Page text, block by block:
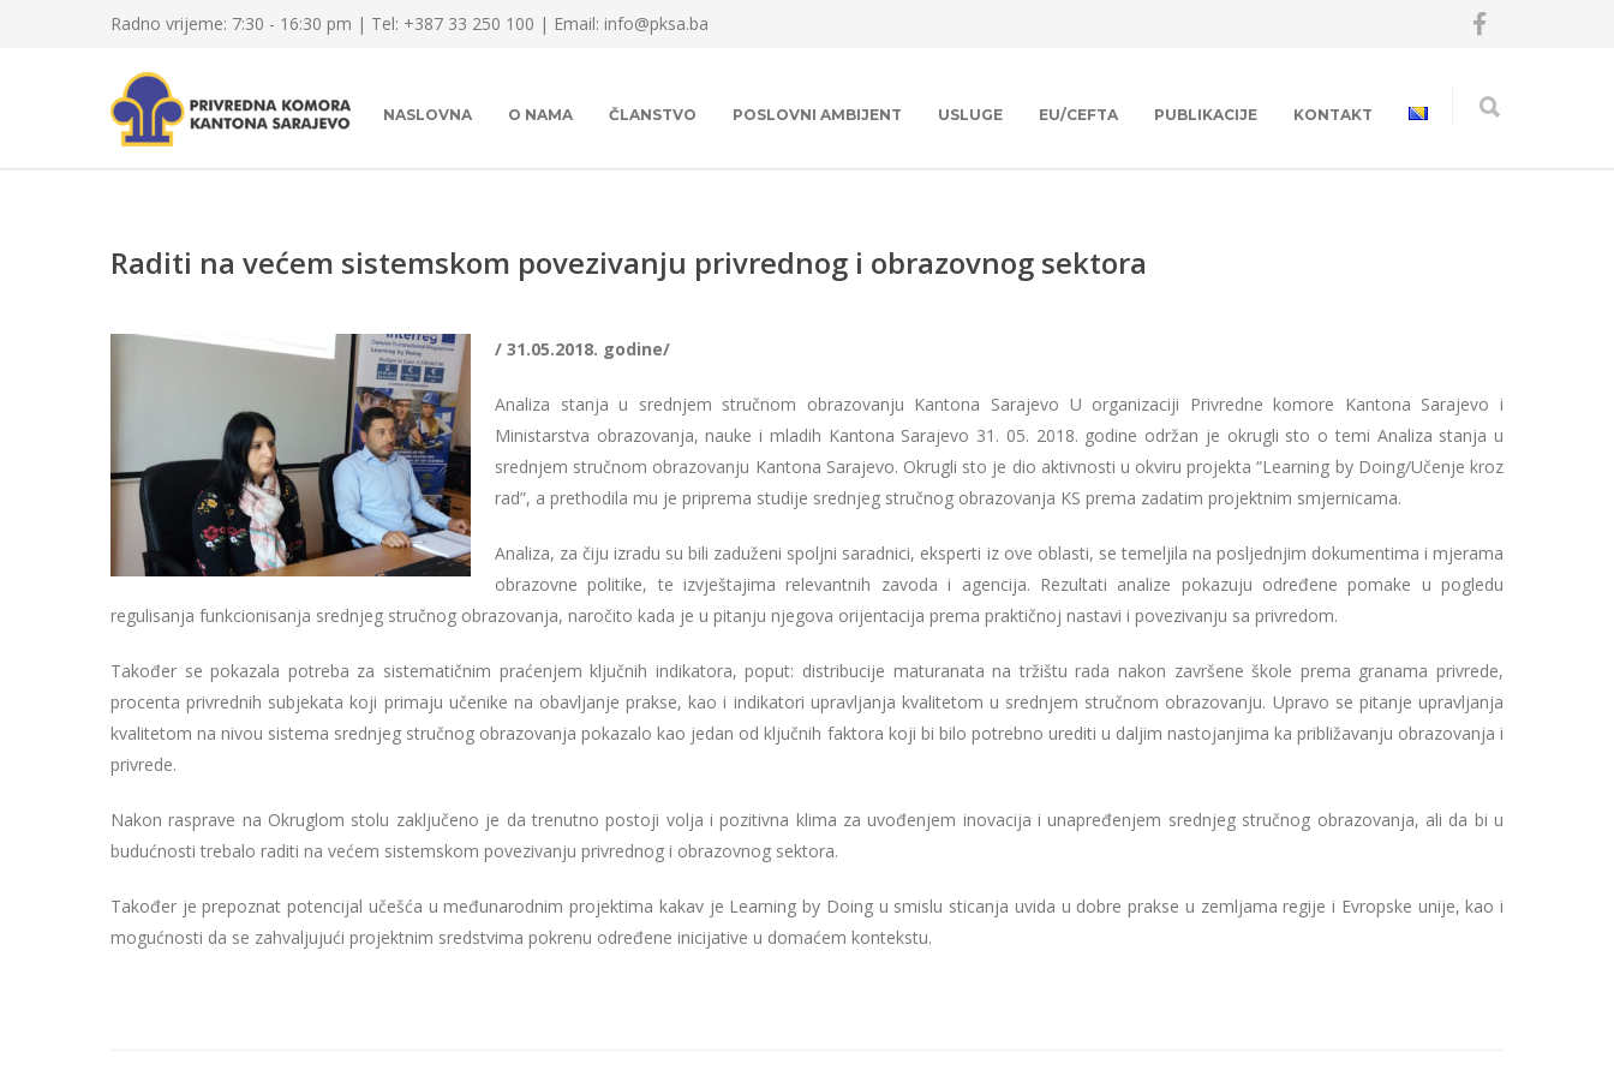
Radno vrijeme: 7:30 - 16:30 pm | Tel: +387 33 250 100 | Email: info@pksa.ba
NASLOVNA O NAMA ČLANSTVO POSLOVNI AMBIJENT USLUGE EU/CEFTA PUBLIKACIJE KONTAKT
Raditi na većem sistemskom povezivanju privrednog i obrazovnog sektora
/ 31.05.2018. godine/
Analiza stanja u srednjem stručnom obrazovanju Kantona Sarajevo U organizaciji Privredne komore Kantona Sarajevo i
Ministarstva obrazovanja, nauke i mladih Kantona Sarajevo 31. 05. 2018. godine održan je okrugli sto o temi Analiza stanja u
srednjem stručnom obrazovanju Kantona Sarajevo. Okrugli sto je dio aktivnosti u okviru projekta “Learning by Doing/Učenje kroz
rad”, a prethodila mu je priprema studije srednjeg stručnog obrazovanja KS prema zadatim projektnim smjernicama.
Analiza, za čiju izradu su bili zaduženi spoljni saradnici, eksperti iz ove oblasti, se temeljila na posljednjim dokumentima i mjerama
obrazovne politike, te izvještajima relevantnih zavoda i agencija. Rezultati analize pokazuju određene pomake u pogledu
regulisanja funkcionisanja srednjeg stručnog obrazovanja, naročito kada je u pitanju njegova orijentacija prema praktičnoj nastavi i povezivanju sa privredom.
Također se pokazala potreba za sistematičnim praćenjem ključnih indikatora, poput: distribucije maturanata na tržištu rada nakon završene škole prema granama privrede,
procenta privrednih subjekata koji primaju učenike na obavljanje prakse, kao i indikatori upravljanja kvalitetom u srednjem stručnom obrazovanju. Upravo se pitanje upravljanja
kvalitetom na nivou sistema srednjeg stručnog obrazovanja pokazalo kao jedan od ključnih faktora koji bi bilo potrebno urediti u daljim nastojanjima ka približavanju obrazovanja i
privrede.
Nakon rasprave na Okruglom stolu zaključeno je da trenutno postoji volja i pozitivna klima za uvođenjem inovacija i unapređenjem srednjeg stručnog obrazovanja, ali da bi u
budućnosti trebalo raditi na većem sistemskom povezivanju privrednog i obrazovnog sektora.
Također je prepoznat potencijal učešća u međunarodnim projektima kakav je Learning by Doing u smislu sticanja uvida u dobre prakse u zemljama regije i Evropske unije, kao i
mogućnosti da se zahvaljujući projektnim sredstvima pokrenu određene inicijative u domaćem kontekstu.